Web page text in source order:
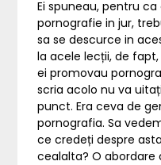
Ei spuneau, pentru
pornografie in jur,
sa se descurce in
la acele lecții, de
ei promovau
scria acolo nu va
punct. Era ceva de
pornografia. Sa
ce credeți despre
cealalta? O abordare